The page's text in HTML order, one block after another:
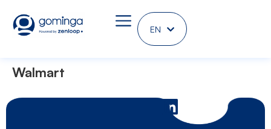
ENDE
Walmart